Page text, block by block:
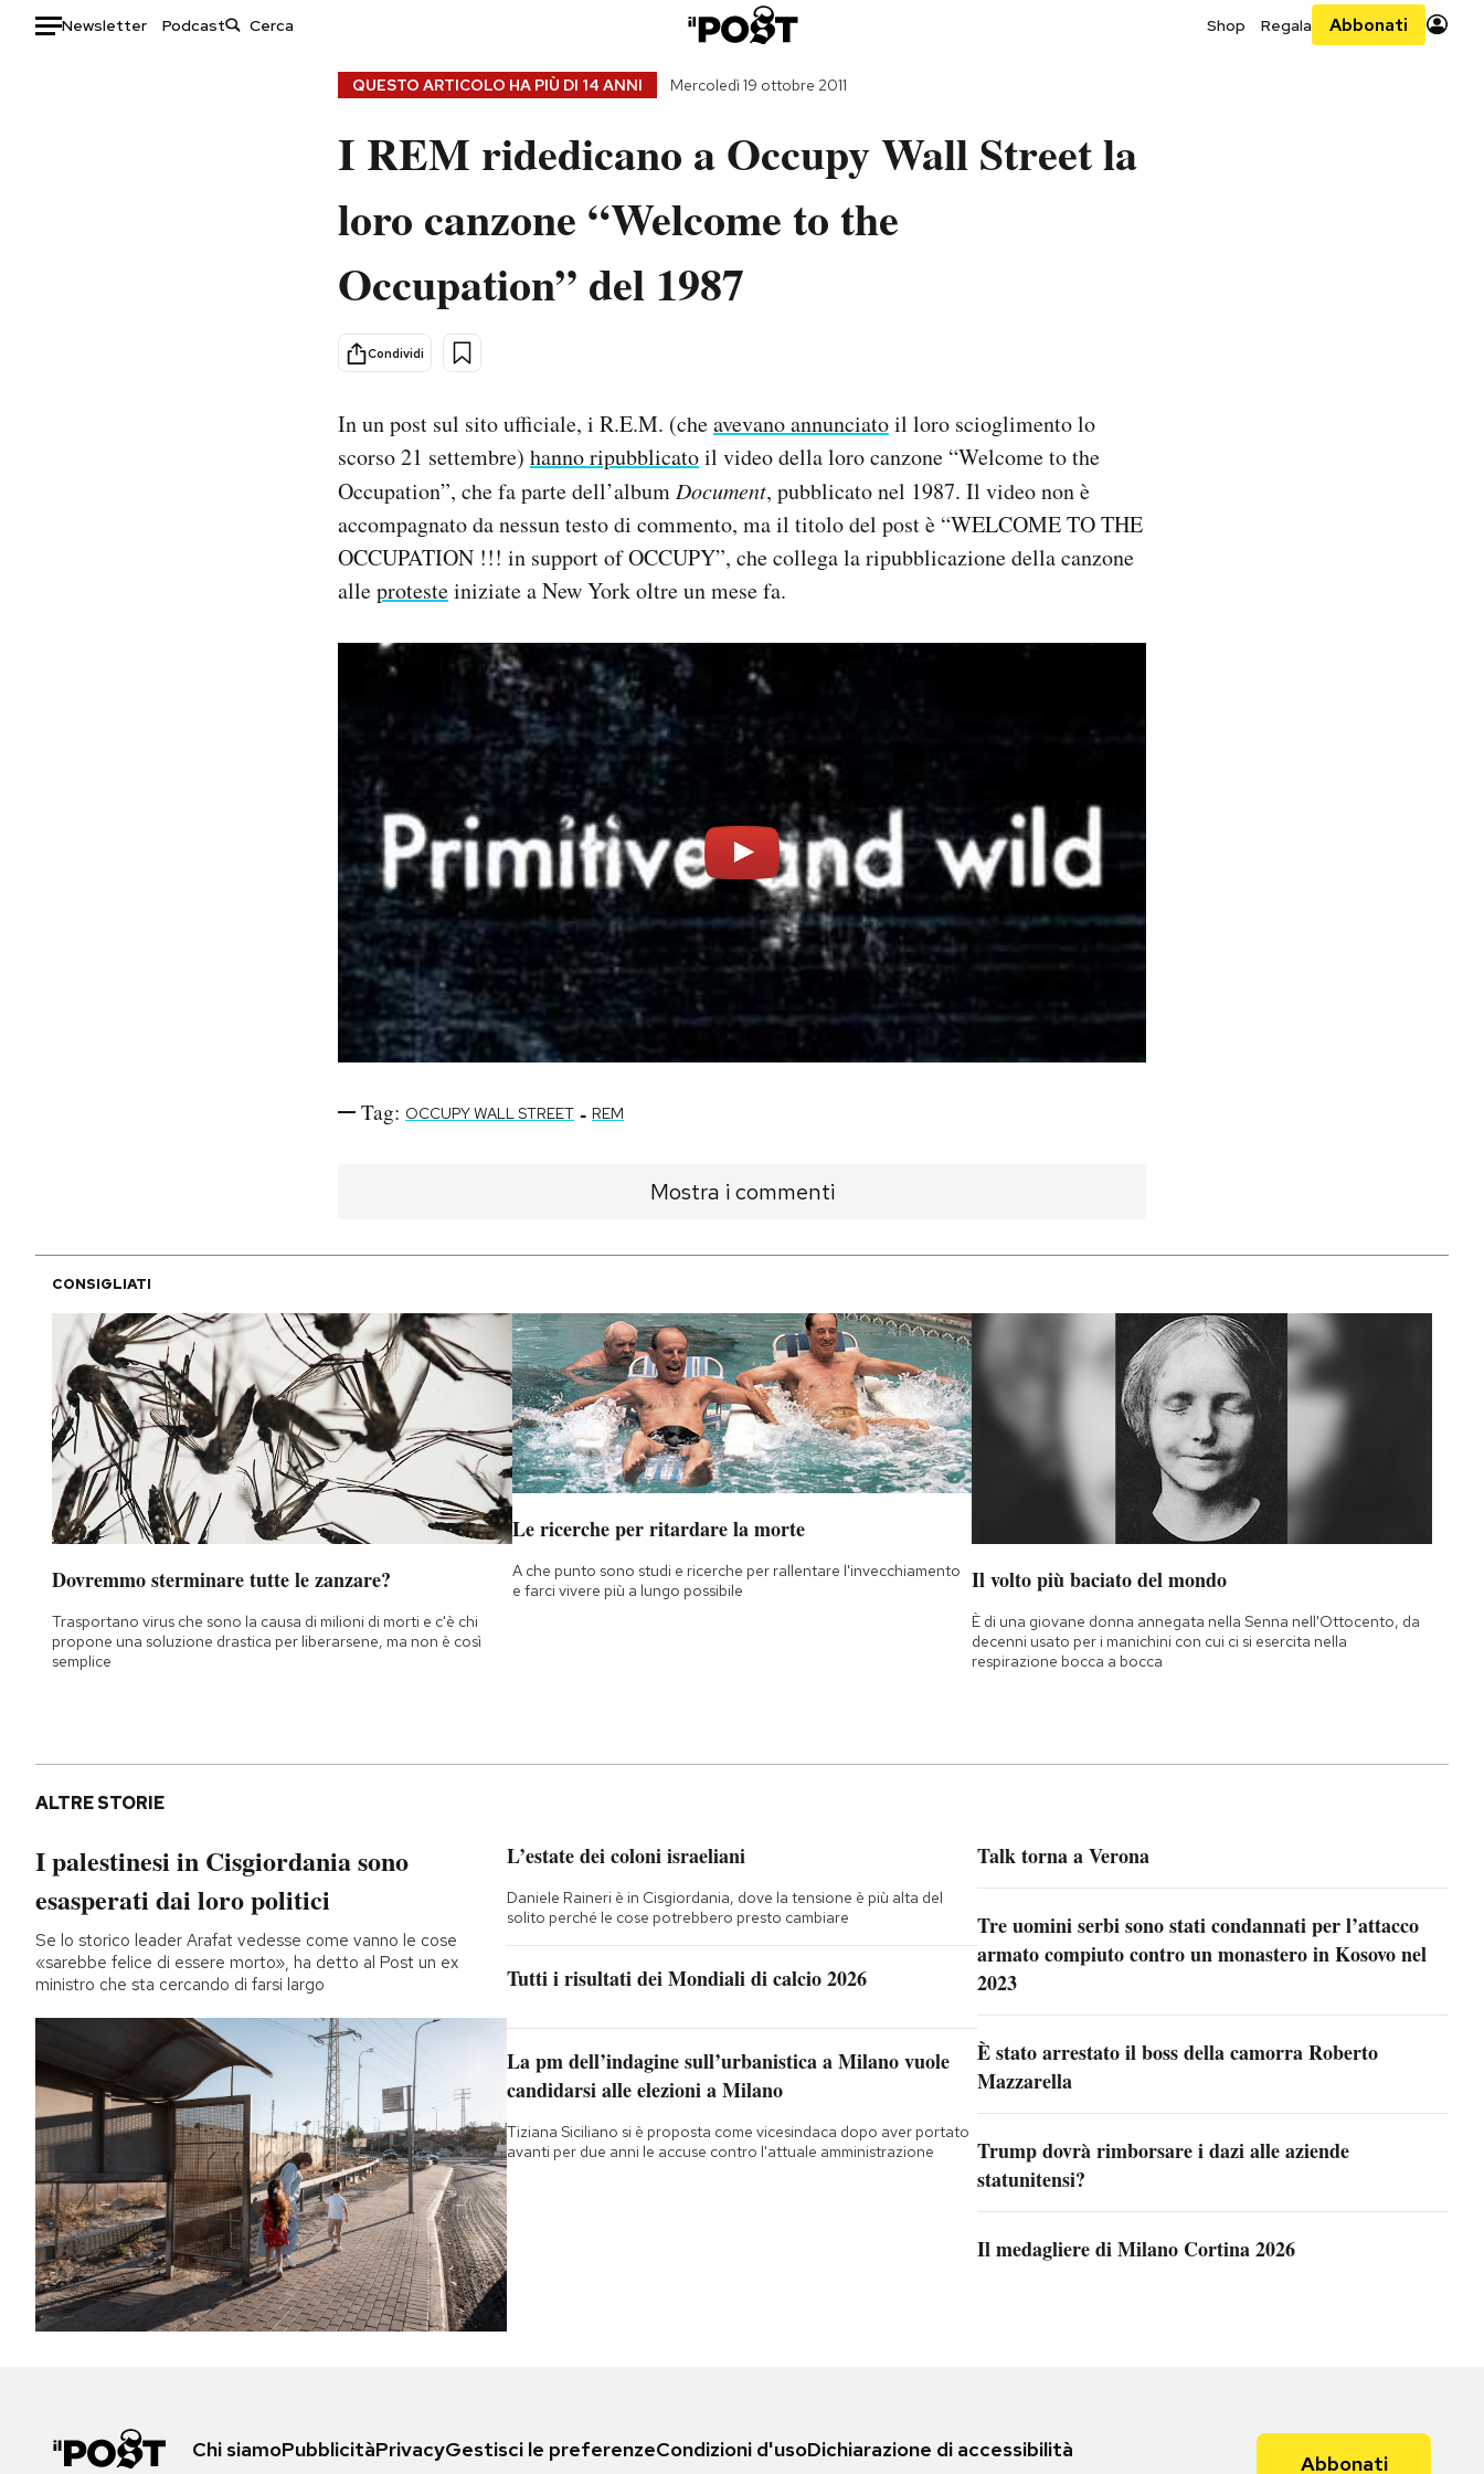
Newsletter Podcast Shop Regala Abbonati
Storie/Idee
Mondiali calcio 2026
QUESTO ARTICOLO HA PIÙ DI 14 ANNI Mercoledì 19 ottobre 2011
I REM ridedicano a Occupy Wall Street la
loro canzone “Welcome to the
Occupation” del 1987
Condividi
In un post sul sito ufficiale, i R.E.M. (cheavevano annunciatoil loro scioglimento lo
scorso 21 settembre) hanno ripubblicatoil video della loro canzone “Welcome to the
Occupation”, che fa parte dell’albumDocument, pubblicato nel 1987. Il video non è
accompagnato da nessun testo di commento, ma il titolo del post è “WELCOME TO THE
OCCUPATION !!! in support of OCCUPY”, che collega la ripubblicazione della canzone
alleprotesteiniziate a New York oltre un mese fa.
Tag: OCCUPY WALL STREET - REM
Mostra i commenti
CONSIGLIATI
Dovremmo sterminare tutte le zanzare?
Trasportano virus che sono la causa di milioni di morti e c'è chi
propone una soluzione drastica per liberarsene, ma non è così
semplice
Le ricerche per ritardare la morte
A che punto sono studi e ricerche per rallentare l'invecchiamento
e farci vivere più a lungo possibile
Il volto più baciato del mondo
È di una giovane donna annegata nella Senna nell'Ottocento, da
decenni usato per i manichini con cui ci si esercita nella
respirazione bocca a bocca
ALTRE STORIE
I palestinesi in Cisgiordania sono
esasperati dai loro politici
Se lo storico leader Arafat vedesse come vanno le cose
«sarebbe felice di essere morto», ha detto al Post un ex
ministro che sta cercando di farsi largo
L’estate dei coloni israeliani
Daniele Raineri è in Cisgiordania, dove la tensione è più alta del
solito perché le cose potrebbero presto cambiare
Tutti i risultati dei Mondiali di calcio 2026
La pm dell’indagine sull’urbanistica a Milano vuole
candidarsi alle elezioni a Milano
Tiziana Siciliano si è proposta come vicesindaca dopo aver portato
avanti per due anni le accuse contro l'attuale amministrazione
Talk torna a Verona
Tre uomini serbi sono stati condannati per l’attacco
armato compiuto contro un monastero in Kosovo nel
2023
È stato arrestato il boss della camorra Roberto
Mazzarella
Trump dovrà rimborsare i dazi alle aziende
statunitensi?
Il medagliere di Milano Cortina 2026
Chi siamoPubblicitàPrivacyGestisci le preferenzeCondizioni d'usoDichiarazione di accessibilità
Abbonati